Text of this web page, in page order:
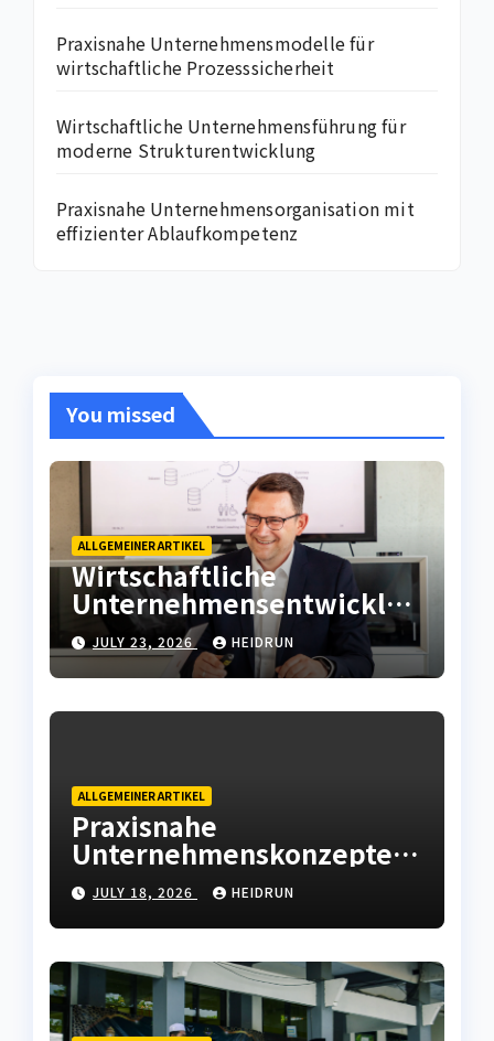
Praxisnahe Unternehmensmodelle für
wirtschaftliche Prozesssicherheit
Wirtschaftliche Unternehmensführung für
moderne Strukturentwicklung
Praxisnahe Unternehmensorganisation mit
effizienter Ablaufkompetenz
You missed
ALLGEMEINER ARTIKEL
Wirtschaftliche
Unternehmensentwicklun
g mit moderner
Betriebsstrategie
JULY 23, 2026 HEIDRUN
ALLGEMEINER ARTIKEL
Praxisnahe
Unternehmenskonzepte
mit wirtschaftlicher
Weitsicht
JULY 18, 2026 HEIDRUN